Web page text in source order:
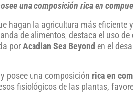
una composición rica en
hagan la agricultura más eficiente
de alimentos, destaca el uso de
por Acadian Sea Beyond en el
y posee una composición rica en
fisiológicos de las plantas,